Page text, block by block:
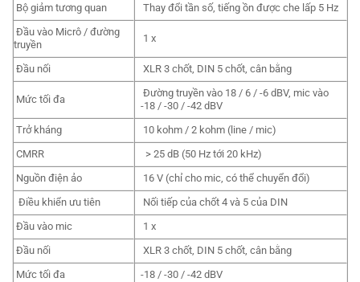
Bộ giảm tương quan
Thay đổi tần số, tiếng ồn được che lấp 5 Hz
Đầu vào Micrô / đường
truyền
1 x
Đầu nối XLR 3 chốt, DIN 5 chốt, cân bằng
Mức tối đa
Đường truyền vào 18 / 6 / -6 dBV, mic vào
-18 / -30 / -42 dBV
Trở kháng
10 kohm / 2 kohm (line / mic)
CMRR
> 25 dB (50 Hz tới 20 kHz)
Nguồn điện ảo
16 V (chỉ cho mic, có thể chuyển đổi)
Điều khiển ưu tiên
Nối tiếp của chốt 4 và 5 của DIN
Đầu vào mic
1 x
Đầu nối
XLR 3 chốt, DIN 5 chốt, cân bằng
Mức tối đa
-18 / -30 / -42 dBV